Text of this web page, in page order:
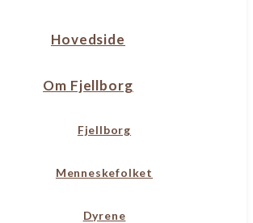
Hovedside
Om Fjellborg
Fjellborg
Menneskefolket
Dyrene